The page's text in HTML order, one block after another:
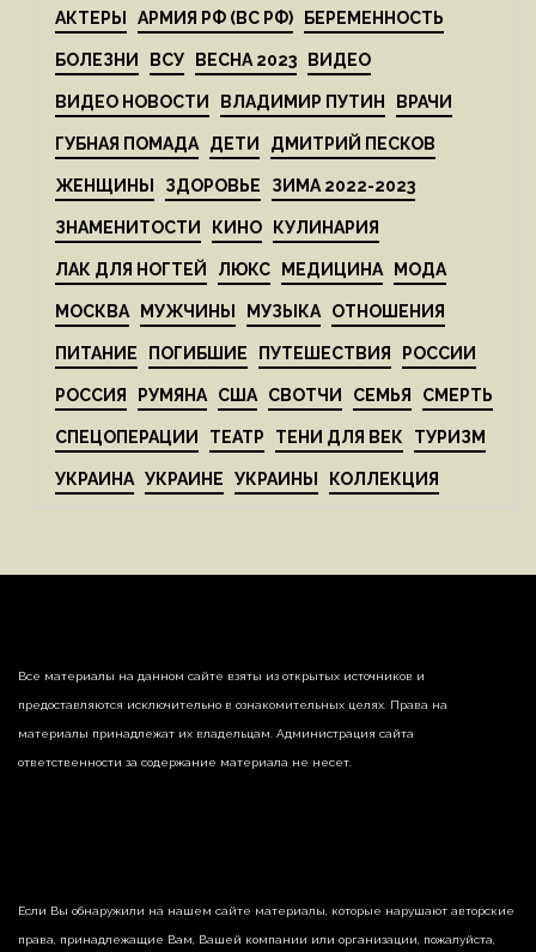
АКТЕРЫ АРМИЯ РФ (ВС РФ) БЕРЕМЕННОСТЬ
БОЛЕЗНИ ВСУ ВЕСНА 2023 ВИДЕО
ВИДЕО НОВОСТИ ВЛАДИМИР ПУТИН ВРАЧИ
ГУБНАЯ ПОМАДА ДЕТИ ДМИТРИЙ ПЕСКОВ
ЖЕНЩИНЫ ЗДОРОВЬЕ ЗИМА 2022-2023
ЗНАМЕНИТОСТИ КИНО КУЛИНАРИЯ
ЛАК ДЛЯ НОГТЕЙ ЛЮКС МЕДИЦИНА МОДА
МОСКВА МУЖЧИНЫ МУЗЫКА ОТНОШЕНИЯ
ПИТАНИЕ ПОГИБШИЕ ПУТЕШЕСТВИЯ РОССИИ
РОССИЯ РУМЯНА США СВОТЧИ СЕМЬЯ СМЕРТЬ
СПЕЦОПЕРАЦИИ ТЕАТР ТЕНИ ДЛЯ ВЕК ТУРИЗМ
УКРАИНА УКРАИНЕ УКРАИНЫ КОЛЛЕКЦИЯ
Все материалы на данном сайте взяты из открытых источников и
предоставляются исключительно в ознакомительных целях. Права на
материалы принадлежат их владельцам. Администрация сайта
ответственности за содержание материала не несет.
Если Вы обнаружили на нашем сайте материалы, которые нарушают авторские
права, принадлежащие Вам, Вашей компании или организации, пожалуйста,